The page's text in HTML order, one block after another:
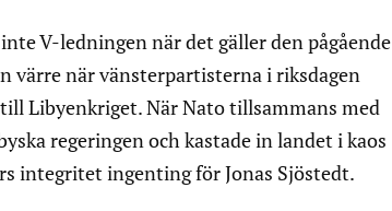
V-ledningen när det gäller den pågående
värre när vänsterpartisterna i riksdagen
Libyenkriget. När Nato tillsammans med
regeringen och kastade in landet i kaos
integritet ingenting för Jonas Sjöstedt.